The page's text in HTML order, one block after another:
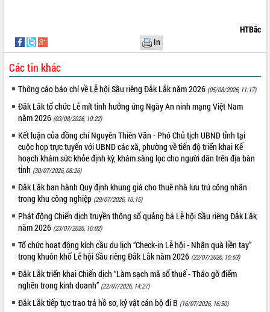
món ăn từ sầu riêng
Đắk Lắk công bố Quy hoạch và xúc
tiến đầu tư tỉnh
Ngành cá ngừ Đắk Lắk chủ động thích
ứng để giữ vững thị trường xuất khẩu
Diễn đàn Kinh tế tư nhân Việt Nam đột
phá cơ chế - Hợp tác công tư
Đề án 06 tạo bước ngoặt đột phá trong
cải cách hành chính tỉnh Đắk Lắk
Kết nối tour, đẩy mạnh chuyển đổi số
để phát triển du lịch Đắk Lắk
Khởi động Dự án Đầu tư xây dựng hạ
Tiến
Gặp mặt các cơ quan báo chí nhân Kỷ
niệm 101 năm Ngày Báo chí Cách
mạng Việt Nam
Đắk Lắk sơ kết 4 năm triển khai thực
hiện Đề án 06 của Chính phủ
Họp báo thông tin về Hội nghị Công bố
HTBắc
In
Các tin khác
Thông cáo báo chí về Lễ hội Sầu riêng Đắk Lắk năm 2026 (05/08/2026, 11:17)
Đắk Lắk tổ chức Lễ mít tinh hưởng ứng Ngày An ninh mạng Việt Nam
năm 2026 (03/08/2026, 10:22)
Kết luận của đồng chí Nguyễn Thiên Văn - Phó Chủ tịch UBND tỉnh tại
cuộc họp trực tuyến với UBND các xã, phường về tiến độ triển khai Kế
hoạch khám sức khỏe định kỳ, khám sàng lọc cho người dân trên địa bàn
tỉnh (30/07/2026, 08:26)
Đắk Lắk ban hành Quy định khung giá cho thuê nhà lưu trú công nhân
trong khu công nghiệp (29/07/2026, 16:15)
Phát động Chiến dịch truyền thông số quảng bá Lễ hội Sầu riêng Đắk Lắk
năm 2026 (23/07/2026, 16:02)
Tổ chức hoạt động kích cầu du lịch “Check-in Lễ hội - Nhận quà liền tay”
trong khuôn khổ Lễ hội Sầu riêng Đắk Lắk năm 2026 (22/07/2026, 15:53)
Đắk Lắk triển khai Chiến dịch “Làm sạch mã số thuế - Tháo gỡ điểm
nghẽn trong kinh doanh” (22/07/2026, 14:27)
Đắk Lắk tiếp tục trao trả hồ sơ, kỷ vật cán bộ đi B (16/07/2026, 16:50)